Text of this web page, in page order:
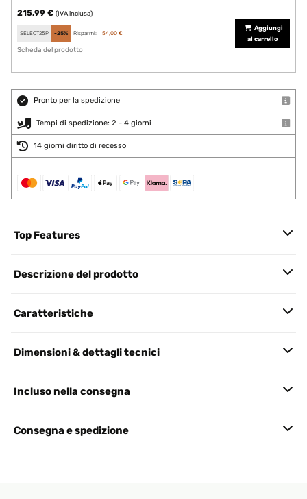
215,99 € (IVA inclusa)
SELECT25P -25% Risparmi: 54,00 €
Scheda del prodotto
Aggiungi
al carrello
Pronto per la spedizione
Tempi di spedizione: 2 - 4 giorni
14 giorni diritto di recesso
Top Features
Descrizione del prodotto
Caratteristiche
Dimensioni & dettagli tecnici
Incluso nella consegna
Consegna e spedizione